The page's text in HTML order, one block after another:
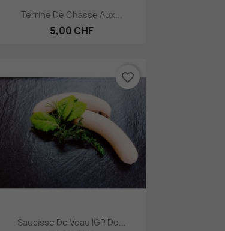
Aperçu rapide
Terrine De Chasse Aux...
5,00 CHF
Aperçu rapide
Saucisse De Veau IGP De...
favorite_border